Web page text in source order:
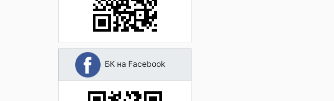
БК на Facebook